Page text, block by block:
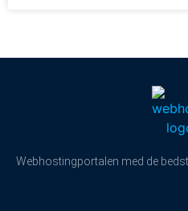
Webhostingportalen med de